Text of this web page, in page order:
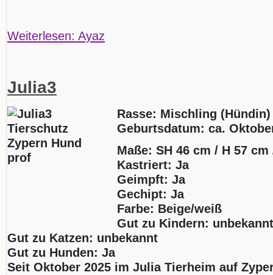
Weiterlesen: Ayaz
Julia3
Rasse: Mischling (Hündin)
Geburtsdatum: ca.
Maße: SH 46 cm / H 57
Kastriert: Ja
Geimpft: Ja
Gechipt: Ja
Farbe: Beige/weiß
Gut zu Kindern: unbekannt
Gut zu Katzen: unbekannt
Gut zu Hunden: Ja
Seit Oktober 2025 im Julia Tierheim auf